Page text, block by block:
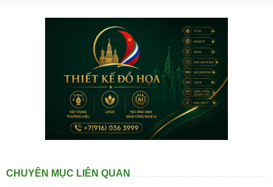
CHUYÊN MỤC LIÊN QUAN